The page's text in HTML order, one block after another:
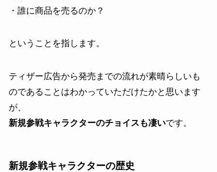
・誰に商品を売るのか？
ということを指します。
ティザー広告から発売までの流れが素晴らしいも
のであることはわかっていただけたかと思います
が、
新規参戦キャラクターのチョイスも凄いです。
新規参戦キャラクターの歴史